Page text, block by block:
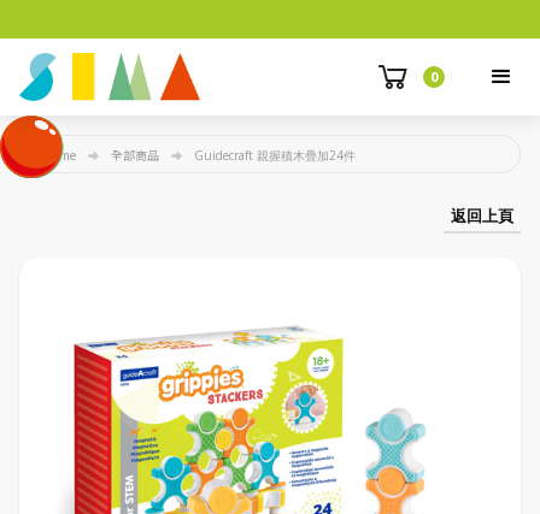
0
Home 全部商品 Guidecraft 親握積木疊加24件
返回上頁